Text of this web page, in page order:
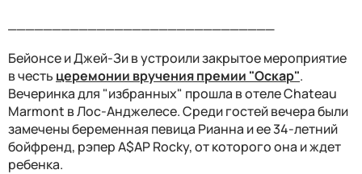
Бейонсе и Джей-Зи в устроили закрытое мероприятие
в честь церемонии вручения премии "Оскар".
Вечеринка для "избранных" прошла в отеле Chateau
Marmont в Лос-Анджелесе. Среди гостей вечера были
замечены беременная певица Рианна и ее 34-летний
бойфренд, рэпер A$AP Rocky, от которого она и ждет
ребенка.